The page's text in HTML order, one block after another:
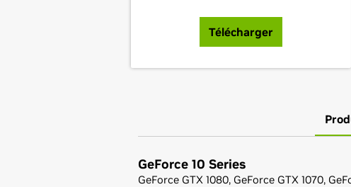
Télécharger
GeForce 10 Series
GeForce GTX 1080, GeForce GTX 1070,